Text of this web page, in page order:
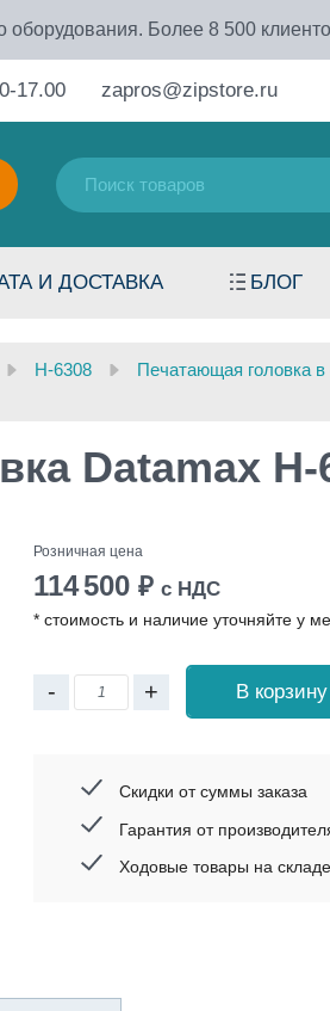
оборудования. Более 8 500
17.00 zapros@zipstore.ru
И ДОСТАВКА БЛОГ
H-6308 Печатающая головка в
Datamax H-
Розничная цена
114 500 ₽ с НДС
* стоимость и наличие уточняйте у
- + В корзину
Скидки от суммы заказа
Гарантия от
Ходовые товары на складе